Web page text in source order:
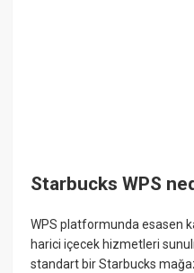
Starbucks WPS
WPS platformunda esasen
harici içecek hizmetleri
standart bir Starbucks